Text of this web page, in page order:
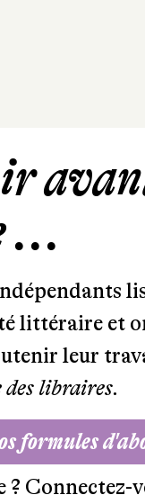
...
littéraire et
leur
des libraires.
formules
? Connectez-